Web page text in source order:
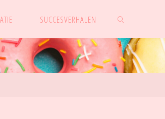
SUCCESVERHALEN
ZOEKEN